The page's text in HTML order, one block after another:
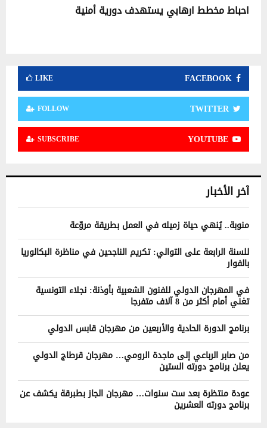
احباط مخطط ارهابي يستهدف دورية أمنية
FACEBOOK
LIKE
TWITTER
FOLLOW
YOUTUBE
SUBSCRIBE
آخر الأخبار
منوبة.. يُنهي حياة زميله في العمل بطريقة مروّعة
للسنة الرابعة على التوالي: تكريم الناجحين في مناظرة البكالوريا
بالفوار
في المهرجان الدولي للفنون الشعبية بأوذنة: نجلاء التونسية
تغني أمام أكثر من 8 آلاف متفرجا
برنامج الدورة الحادية والأربعين من مهرجان قابس الدولي
من صابر الرباعي إلى ماجدة الرومي… مهرجان قرطاج الدولي
يعلن برنامج دورته الستين
عودة منتظرة بعد ست سنوات… مهرجان الجاز بطبرقة يكشف عن
برنامج دورته العشرين